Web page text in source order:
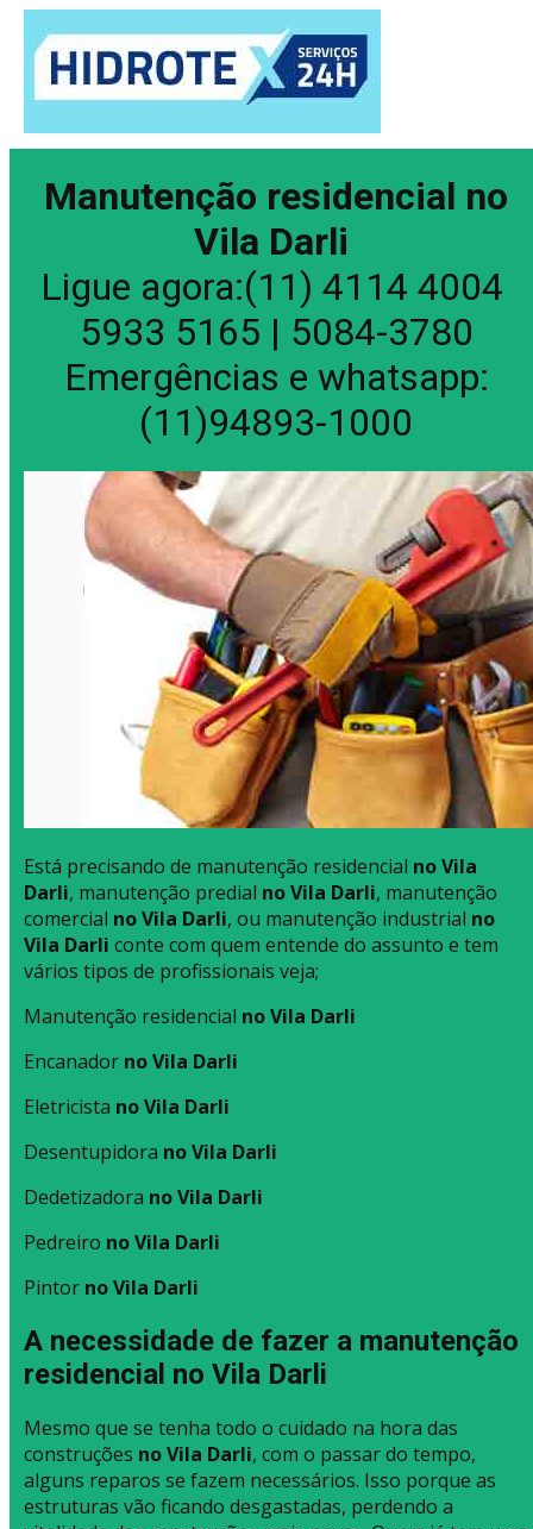
Manutenção residencial no
Vila Darli
Ligue agora:(11) 4114 4004
5933 5165 | 5084-3780
Emergências e whatsapp:
(11)94893-1000
Está precisando de manutenção residencial no Vila
Darli, manutenção predial no Vila Darli, manutenção
comercial no Vila Darli, ou manutenção industrial no
Vila Darli conte com quem entende do assunto e tem
vários tipos de profissionais veja;
Manutenção residencial no Vila Darli
Encanador no Vila Darli
Eletricista no Vila Darli
Desentupidora no Vila Darli
Dedetizadora no Vila Darli
Pedreiro no Vila Darli
Pintor no Vila Darli
A necessidade de fazer a manutenção
residencial no Vila Darli
Mesmo que se tenha todo o cuidado na hora das
construções no Vila Darli, com o passar do tempo,
alguns reparos se fazem necessários. Isso porque as
estruturas vão ficando desgastadas, perdendo a